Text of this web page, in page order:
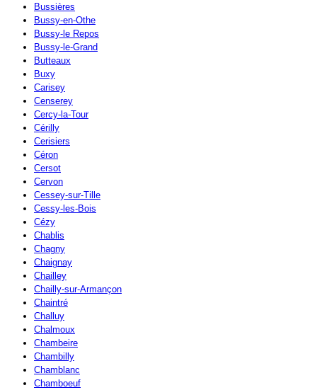
Bussières
Bussy-en-Othe
Bussy-le Repos
Bussy-le-Grand
Butteaux
Buxy
Carisey
Censerey
Cercy-la-Tour
Cérilly
Cerisiers
Céron
Cersot
Cervon
Cessey-sur-Tille
Cessy-les-Bois
Cézy
Chablis
Chagny
Chaignay
Chailley
Chailly-sur-Armançon
Chaintré
Challuy
Chalmoux
Chambeire
Chambilly
Chamblanc
Chamboeuf